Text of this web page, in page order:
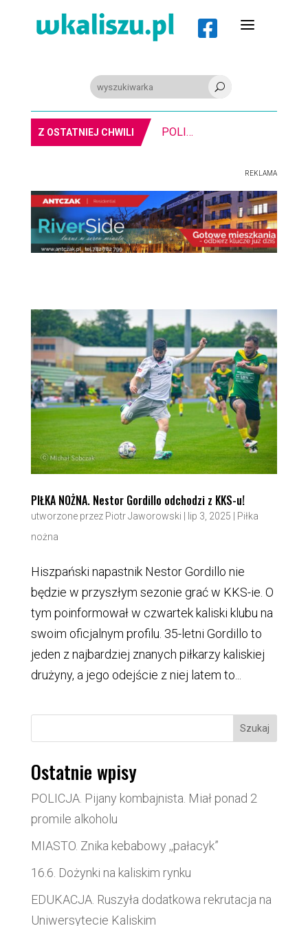
 a
U
Z OSTATNIEJ CHWILI MIASTO. Znika kebabowy ,,pałacyk”
REKLAMA
PIŁKA NOŻNA. Nestor Gordillo odchodzi z KKS-u!
utworzone przez Piotr Jaworowski lip 3, 2025
Piłka
nożna
Hiszpański napastnik Nestor Gordillo nie
będzie w przyszłym sezonie grać w KKS-ie. O
tym poinformował w czwartek kaliski klubu na
swoim oficjalnym profilu. 35-letni Gordillo to
jeden z najbardziej znanych piłkarzy kaliskiej
drużyny, a jego odejście z niej latem to...
Szukaj
Ostatnie wpisy
POLICJA. Pijany kombajnista. Miał ponad 2
promile alkoholu
MIASTO. Znika kebabowy ,,pałacyk”
16.6. Dożynki na kaliskim rynku
EDUKACJA. Ruszyła dodatkowa rekrutacja na
Uniwersytecie Kaliskim